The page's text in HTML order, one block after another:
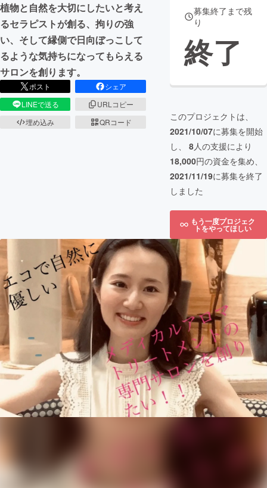
植物と自然を大切にしたいと考え
るセラピストが創る、拘りの強
い、そして縁側で日向ぼっこして
るような気持ちになってもらえる
サロンを創ります。
ポスト
シェア
LINEで送る
URLコピー
埋め込み
QRコード
募集終了まで残
り
終了
このプロジェクトは、
2021/10/07に募集を開始
し、 8人の支援により
18,000円の資金を集め、
2021/11/19に募集を終了
しました
もう一度プロジェク
トをやってほしい